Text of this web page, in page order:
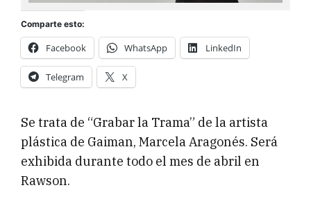
Comparte esto:
Facebook WhatsApp LinkedIn
Telegram X
Se trata de “Grabar la Trama” de la artista
plástica de Gaiman, Marcela Aragonés. Será
exhibida durante todo el mes de abril en
Rawson.